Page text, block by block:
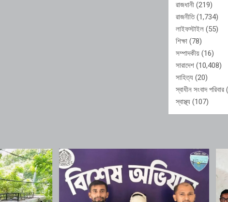
রাজধানী (219)
রাজনীতি(1,734)
লাইফস্টাইল (55)
শিক্ষা (78)
সম্পাদকীয় (16)
সারাদেশ (10,408)
সাহিত্য (20)
স্বাধীন সংবাদ পরিবার
স্বাস্থ্য (107)